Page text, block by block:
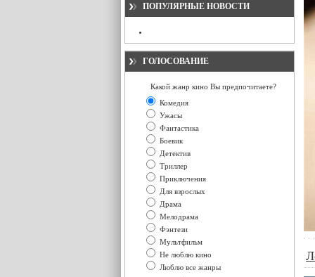
ПОПУЛЯРНЫЕ НОВОСТИ
ГОЛОСОВАНИЕ
Какой жанр кино Вы предпочитаете?
Комедия
Ужасы
Фантастика
Боевик
Детектив
Триллер
Приключения
Для взрослых
Драма
Мелодрама
Фэнтези
Мультфильм
Не люблю кино
Люблю все жанры